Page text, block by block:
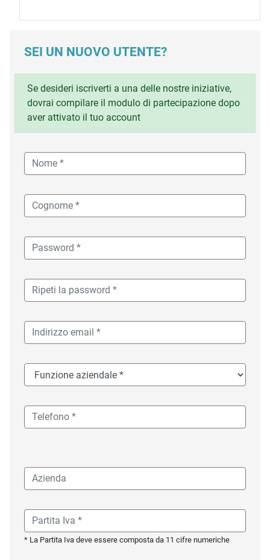
SEI UN NUOVO UTENTE?
Se desideri iscriverti a una delle nostre iniziative,
dovrai compilare il modulo di partecipazione dopo
aver attivato il tuo account
* La Partita Iva deve essere composta da 11 cifre numeriche